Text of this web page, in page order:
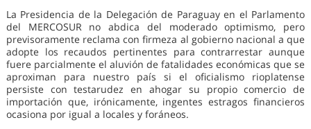
La Presidencia de la Delegación de Paraguay en el Parlamento
del MERCOSUR no abdica del moderado optimismo, pero
previsoramente reclama con firmeza al gobierno nacional a que
adopte los recaudos pertinentes para contrarrestar aunque
fuere parcialmente el aluvión de fatalidades económicas que se
aproximan para nuestro país si el oficialismo rioplatense
persiste con testarudez en ahogar su propio comercio de
importación que, irónicamente, ingentes estragos financieros
ocasiona por igual a locales y foráneos.